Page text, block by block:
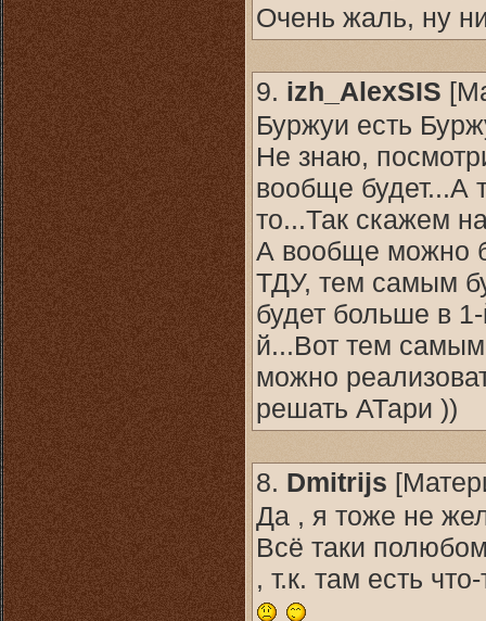
Очень жаль, ну
9. izh_AlexSIS [
Буржуи есть
Не знаю,
вообще будет...А
то...Так скажем
А вообще можно
ТДУ, тем самым
будет больше в
й...Вот тем самым
можно
решать АТари ))
8. Dmitrijs [
Да , я тоже не
Всё таки
, т.к. там есть